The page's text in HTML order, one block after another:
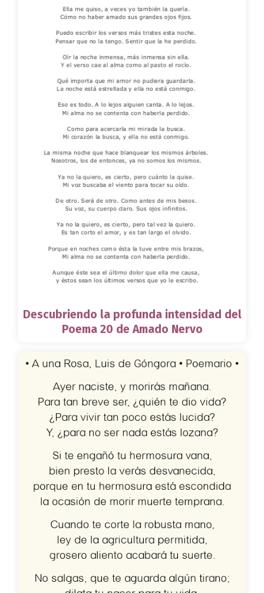
Descubriendo la profunda intensidad del
Poema 20 de Amado Nervo